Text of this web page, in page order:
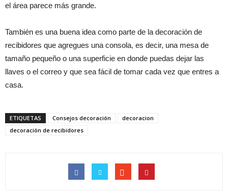
el área parece más grande.
También es una buena idea como parte de la decoración de
recibidores que agregues una consola, es decir, una mesa de
tamaño pequeño o una superficie en donde puedas dejar las
llaves o el correo y que sea fácil de tomar cada vez que entres a
casa.
ETIQUETAS Consejos decoración
decoracion
decoración de recibidores